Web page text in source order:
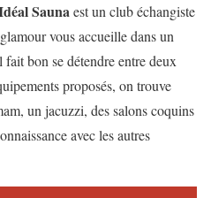
Saunaest un club échangiste
vous accueille dans un
bon se détendre entre deux
proposés, on trouve
un jacuzzi, des salons coquins
avec les autres